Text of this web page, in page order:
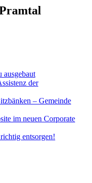
der
– Gemeinde
im neuen Corporate
entsorgen!